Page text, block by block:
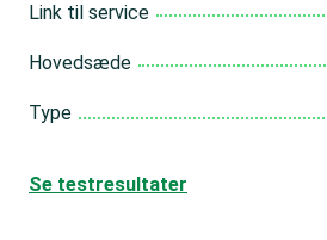
Link til service
Hovedsæde
Type
Se testresultater